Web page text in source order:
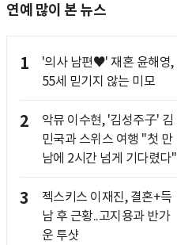
연예 많이 본 뉴스
1
'의사 남편♥' 재혼 윤해영,
55세 믿기지 않는 미모
2
악뮤 이수현, '김성주子' 김
민국과 스위스 여행 "첫 만
남에 2시간 넘게 기다렸다"
3
젝스키스 이재진, 결혼+득
남 후 근황..고지용과 반가
운 투샷